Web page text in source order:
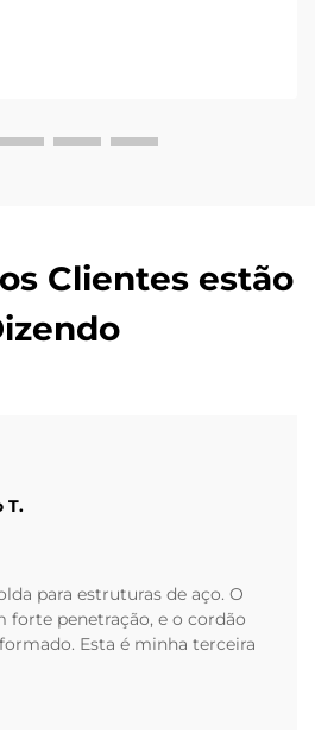
Clientes estão
T.
para estruturas de aço. O
forte penetração, e o cordão
Esta é minha terceira